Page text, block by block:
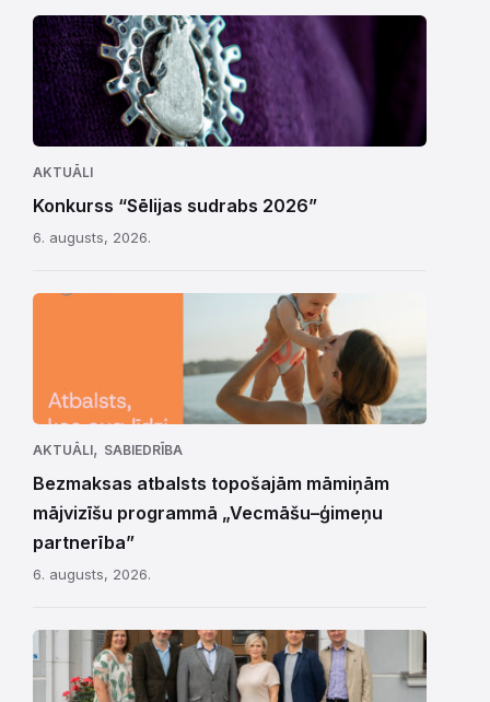
AKTUĀLI
Konkurss “Sēlijas sudrabs 2026”
6. augusts, 2026.
AKTUĀLI, SABIEDRĪBA
Bezmaksas atbalsts topošajām māmiņām
mājvizīšu programmā „Vecmāšu–ģimeņu
partnerība”
6. augusts, 2026.